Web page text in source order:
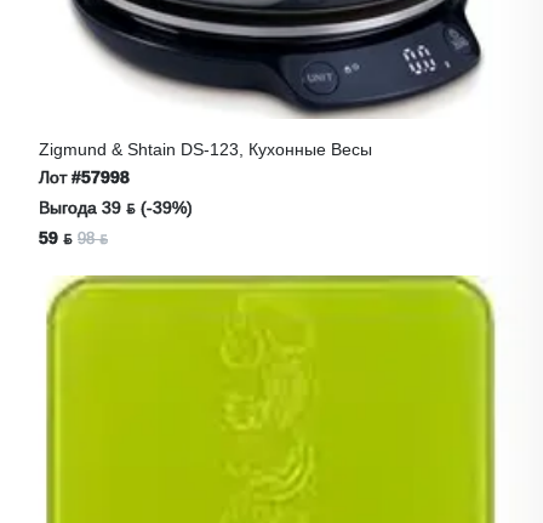
Zigmund & Shtain DS-123, Кухонные Весы
Лот#57998
Выгода 39 ƃ (-39%)
59 ƃ 98 ƃ